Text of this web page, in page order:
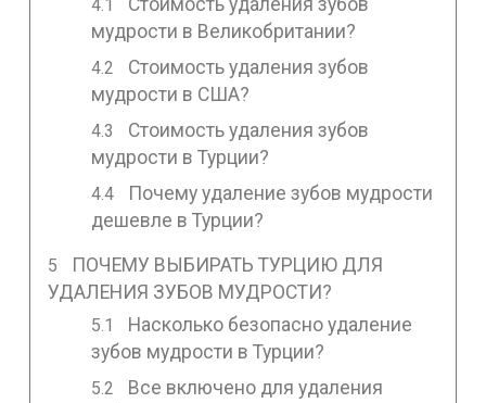
Стоимость удаления зубов
мудрости в Великобритании?
Стоимость удаления зубов
мудрости в США?
Стоимость удаления зубов
мудрости в Турции?
Почему удаление зубов мудрости
дешевле в Турции?
ПОЧЕМУ ВЫБИРАТЬ ТУРЦИЮ ДЛЯ
УДАЛЕНИЯ ЗУБОВ МУДРОСТИ?
Насколько безопасно удаление
зубов мудрости в Турции?
Все включено для удаления